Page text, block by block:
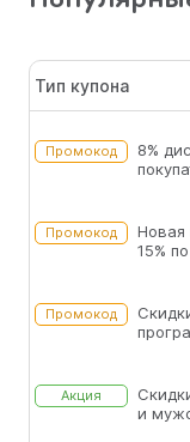
Тип купона
Промокод
8%
Промокод
Новая
15%
Промокод
Акция
и